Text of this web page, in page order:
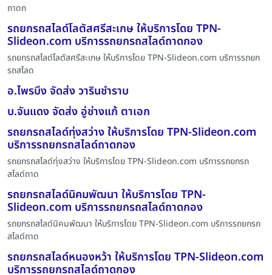
ถาดก
รถยกรถสไลด์โลตัสศรีสะเกษ ให้บริการโดย TPN-
Slideon.com บริการรถยกรถสไลด์ถาดกอง
รถยกรถสไลด์โลตัสศรีสะเกษ ให้บริการโดย TPN-Slideon.com บริการรถยก
รถสไลด
อ.ไพรบึง จัดส่ง วารินชำราบ
บ.จันแดง จัดส่ง อู่ช่างแก้ ตาเอก
รถยกรถสไลด์ทุ่งสว่าง ให้บริการโดย TPN-Slideon.com
บริการรถยกรถสไลด์ถาดกอง
รถยกรถสไลด์ทุ่งสว่าง ให้บริการโดย TPN-Slideon.com บริการรถยกรถ
สไลด์ถาด
รถยกรถสไลด์นิคมพัฒนา ให้บริการโดย TPN-
Slideon.com บริการรถยกรถสไลด์ถาดกอง
รถยกรถสไลด์นิคมพัฒนา ให้บริการโดย TPN-Slideon.com บริการรถยกรถ
สไลด์ถาด
รถยกรถสไลด์หนองหว้า ให้บริการโดย TPN-Slideon.com
บริการรถยกรถสไลด์ถาดกอง